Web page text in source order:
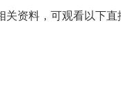
关资料 ，可观看以下直